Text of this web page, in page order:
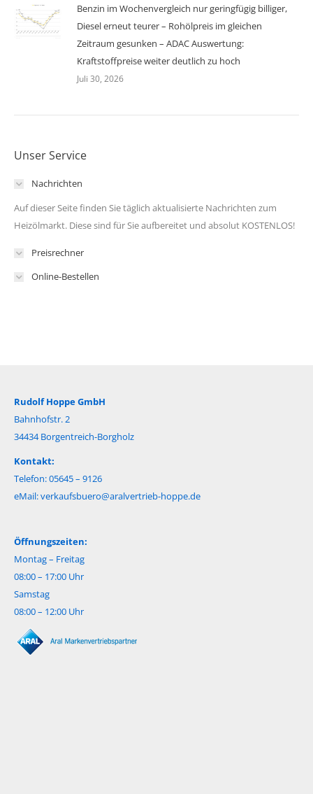
Benzin im Wochenvergleich nur geringfügig billiger,
Diesel erneut teurer – Rohölpreis im gleichen
Zeitraum gesunken – ADAC Auswertung:
Kraftstoffpreise weiter deutlich zu hoch
Juli 30, 2026
Unser Service
Nachrichten
Auf dieser Seite finden Sie täglich aktualisierte Nachrichten zum
Heizölmarkt. Diese sind für Sie aufbereitet und absolut KOSTENLOS!
Preisrechner
Online-Bestellen
Rudolf Hoppe GmbH
Bahnhofstr. 2
34434 Borgentreich-Borgholz
Kontakt:
Telefon: 05645 – 9126
eMail:verkaufsbuero@aralvertrieb-hoppe.de
Öffnungszeiten:
Montag – Freitag
08:00 – 17:00 Uhr
Samstag
08:00 – 12:00 Uhr